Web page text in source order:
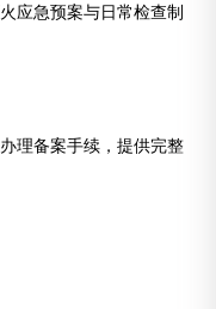
应急预案与日常检查制
理备案手续，提供完整